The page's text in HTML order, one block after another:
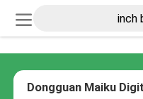
Dongguan Maiku